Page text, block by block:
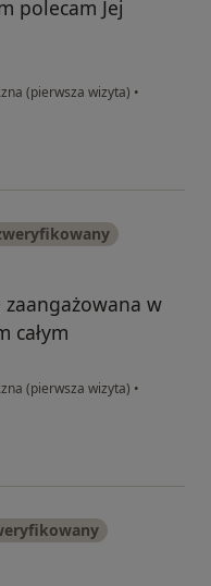
polecam Jej
(pierwsza wizyta) •
w
całym
(pierwsza wizyta) •